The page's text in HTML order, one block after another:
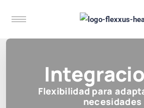
Flexibilidad para
necesidades